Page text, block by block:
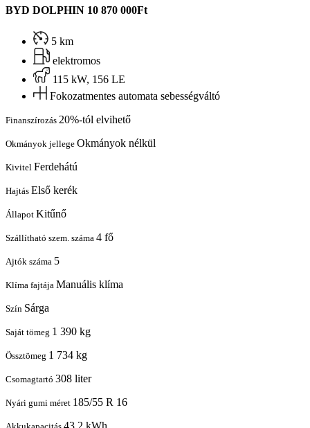
BYD DOLPHIN 10 870 000Ft
5 km
elektromos
115 kW, 156 LE
Fokozatmentes automata sebességváltó
Finanszírozás 20%-tól elvihető
Okmányok jellege Okmányok nélkül
Kivitel Ferdehátú
Hajtás Első kerék
Állapot Kitűnő
Szállítható szem. száma 4 fő
Ajtók száma 5
Klíma fajtája Manuális klíma
Szín Sárga
Saját tömeg 1 390 kg
Össztömeg 1 734 kg
Csomagtartó 308 liter
Nyári gumi méret 185/55 R 16